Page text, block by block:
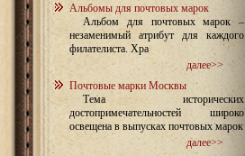
Альбомы для почтовых марок
Альбом для почтовых марок –
незаменимый атрибут для каждого
филателиста. Хра
далее>>
Почтовые марки Москвы
Тема исторических
достопримечательностей широко
освещена в выпусках почтовых марок
далее>>